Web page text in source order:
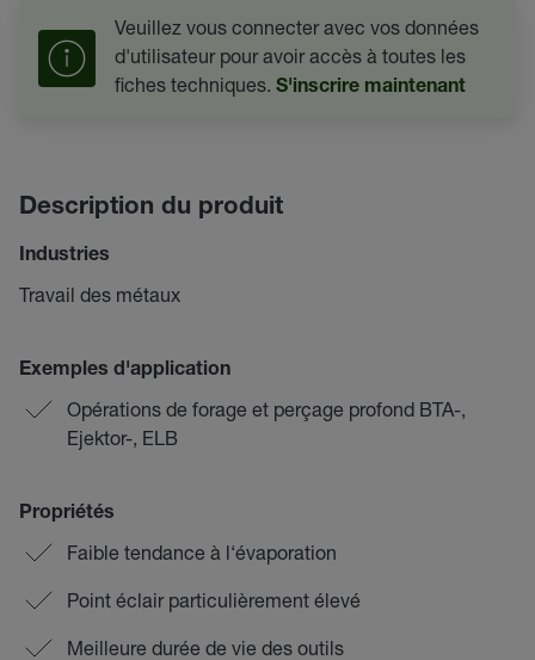
Veuillez vous connecter avec vos données
d'utilisateur pour avoir accès à toutes les
fiches techniques. S'inscrire maintenant
Description du produit
Industries
Travail des métaux
Exemples d'application
Opérations de forage et perçage profond BTA-,
Ejektor-, ELB
Propriétés
Faible tendance à l‘évaporation
Point éclair particulièrement élevé
Meilleure durée de vie des outils